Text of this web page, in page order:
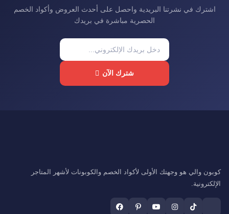
اشترك في نشرتنا البريدية واحصل على أحدث العروض وأكواد الخصم
الحصرية مباشرة في بريدك
شترك الآن
كوبون والي هو وجهتك الأولى لأكواد الخصم والكوبونات لأشهر المتاجر
الإلكترونية.